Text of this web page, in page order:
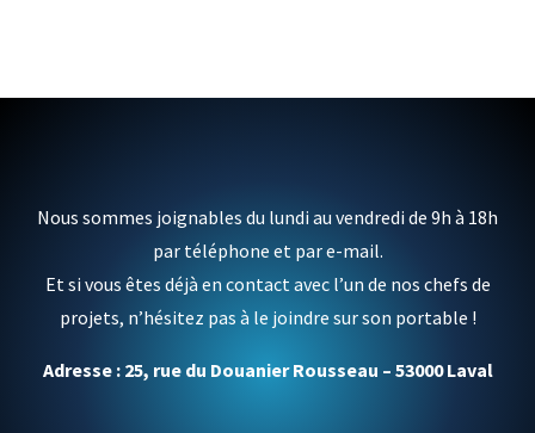
Nous sommes joignables du lundi au vendredi de 9h à 18h
par téléphone et par e-mail.
Et si vous êtes déjà en contact avec l’un de nos chefs de
projets, n’hésitez pas à le joindre sur son portable !
Adresse : 25, rue du Douanier Rousseau – 53000 Laval